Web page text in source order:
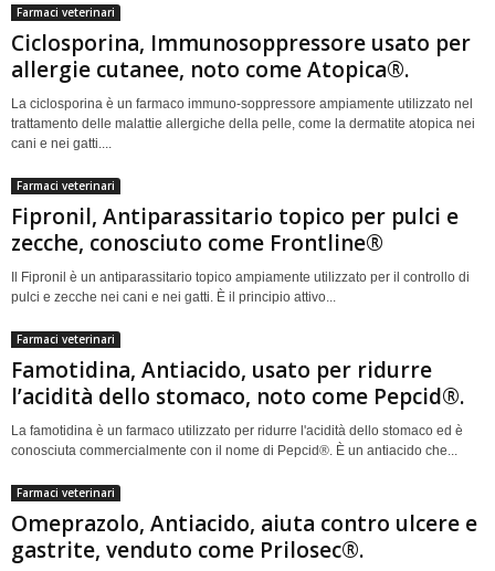
Farmaci veterinari
Ciclosporina, Immunosoppressore usato per
allergie cutanee, noto come Atopica®.
La ciclosporina è un farmaco immuno-soppressore ampiamente utilizzato nel
trattamento delle malattie allergiche della pelle, come la dermatite atopica nei
cani e nei gatti....
Farmaci veterinari
Fipronil, Antiparassitario topico per pulci e
zecche, conosciuto come Frontline®
Il Fipronil è un antiparassitario topico ampiamente utilizzato per il controllo di
pulci e zecche nei cani e nei gatti. È il principio attivo...
Farmaci veterinari
Famotidina, Antiacido, usato per ridurre
l’acidità dello stomaco, noto come Pepcid®.
La famotidina è un farmaco utilizzato per ridurre l'acidità dello stomaco ed è
conosciuta commercialmente con il nome di Pepcid®. È un antiacido che...
Farmaci veterinari
Omeprazolo, Antiacido, aiuta contro ulcere e
gastrite, venduto come Prilosec®.